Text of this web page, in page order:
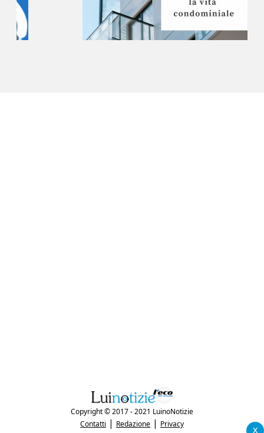
x
Copyright © 2017 - 2021 LuinoNotizie
Contatti | Redazione | Privacy